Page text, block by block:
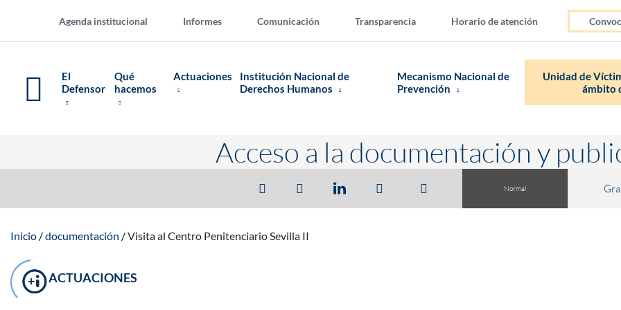
Agenda institucional Informes Comunicación Transparencia Horario de atención
El
Defensor
Qué
hacemos
Actuaciones
Institución Nacional de
Derechos Humanos
Mecanismo Nacional de
Prevención
Unidad de
ámbito
Acceso a la documentación y
Normal
Inicio documentación Visita al Centro Penitenciario Sevilla II
ACTUACIONES